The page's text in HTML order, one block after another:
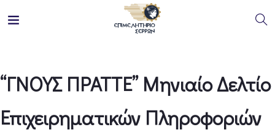
“ΓΝΟΥΣ ΠΡΑΤΤΕ” Μηνιαίο Δελτίο
Επιχειρηματικών Πληροφοριών